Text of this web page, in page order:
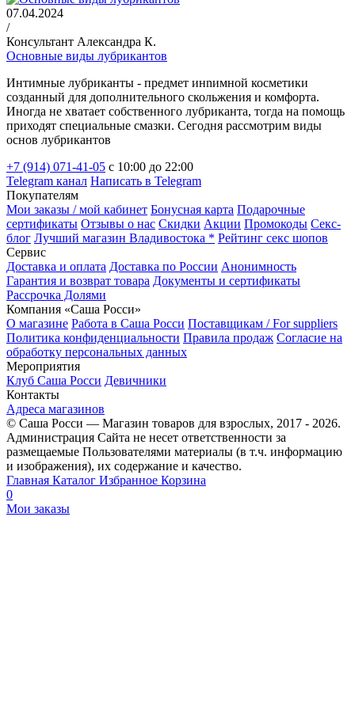
07.04.2024
/
Консультант Александра К.
Основные виды лубрикантов
Интимные лубриканты - предмет инnимной косметики
созданный для дополнительного скольжения и комфорта.
Иногда не хватает собственного лубриканта, тогда на помощь
приходят специальные смазки. Сегодня рассмотрим виды
основ лубрикантов
+7 (914) 071-41-05 c 10:00 до 22:00
Telegram канал Написать в Telegram
Покупателям
Мои заказы / мой кабинет Бонусная карта Подарочные
сертификаты Отзывы о нас Скидки Акции Промокоды Секс-
блог Лучший магазин Владивостока * Рейтинг секс шопов
Сервис
Доставка и оплата Доставка по России Анонимность
Гарантия и возврат товара Документы и сертификаты
Рассрочка Долями
Компания «Саша Росси»
О магазине Работа в Саша Росси Поставщикам / For suppliers
Политика конфиденциальности Правила продаж Согласие на
обработку персональных данных
Мероприятия
Клуб Саша Росси Девичники
Контакты
Адреса магазинов
© Саша Росси — Магазин товаров для взрослых, 2017 - 2026.
Администрация Сайта не несет ответственности за
размещаемые Пользователями материалы (в т.ч. информацию
и изображения), их содержание и качество.
Главная Каталог Избранное Корзина
0
Мои заказы